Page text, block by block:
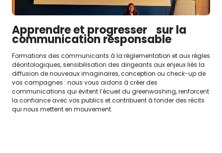
Apprendre et progresser sur la
communication responsable
Formations des communicants à la réglementation et aux règles
déontologiques, sensibilisation des dirigeants aux enjeux liés la
diffusion de nouveaux imaginaires, conception ou check-up de
vos campagnes : nous vous aidons à créer des
communications qui évitent l’écueil du greenwashing, renforcent
la confiance avec vos publics et contribuent à fonder des récits
qui nous mettent en mouvement.